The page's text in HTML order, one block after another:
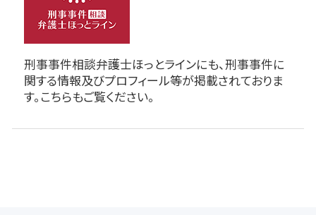
刑事事件相談弁護士ほっとラインにも、刑事事件に
関する情報及びプロフィール等が掲載されておりま
す。こちらもご覧ください。